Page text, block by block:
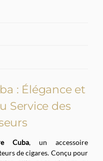
: Élégance et
Service des
Cuba, un accessoire
de cigares. Conçu pour